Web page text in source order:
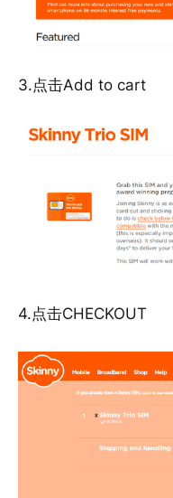
3.点击Add to cart
4.点击CHECKOUT